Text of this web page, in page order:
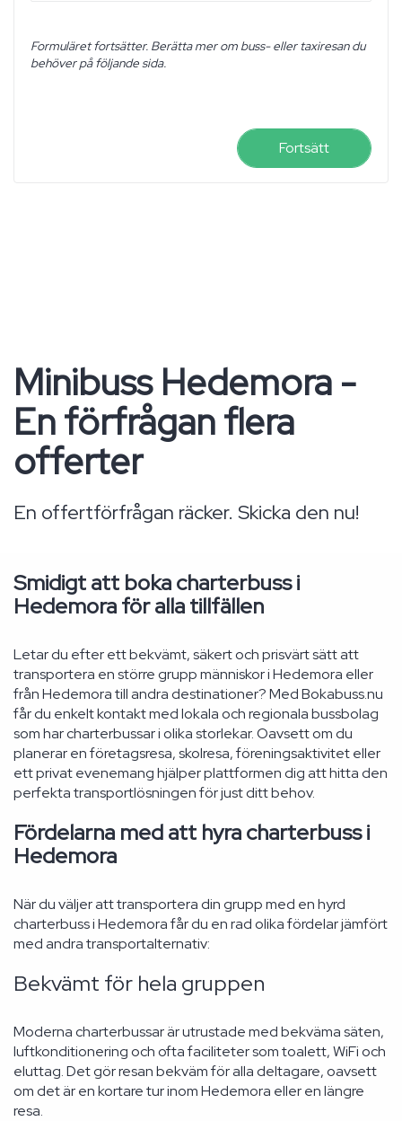
Formuläret fortsätter. Berätta mer om buss- eller taxiresan du
behöver på följande sida.
Fortsätt
Minibuss Hedemora -
En förfrågan flera
offerter
En offertförfrågan räcker. Skicka den nu!
Smidigt att boka charterbuss i
Hedemora för alla tillfällen
Letar du efter ett bekvämt, säkert och prisvärt sätt att
transportera en större grupp människor i Hedemora eller
från Hedemora till andra destinationer? Med Bokabuss.nu
får du enkelt kontakt med lokala och regionala bussbolag
som har charterbussar i olika storlekar. Oavsett om du
planerar en företagsresa, skolresa, föreningsaktivitet eller
ett privat evenemang hjälper plattformen dig att hitta den
perfekta transportlösningen för just ditt behov.
Fördelarna med att hyra charterbuss i
Hedemora
När du väljer att transportera din grupp med en hyrd
charterbuss i Hedemora får du en rad olika fördelar jämfört
med andra transportalternativ:
Bekvämt för hela gruppen
Moderna charterbussar är utrustade med bekväma säten,
luftkonditionering och ofta faciliteter som toalett, WiFi och
eluttag. Det gör resan bekväm för alla deltagare, oavsett
om det är en kortare tur inom Hedemora eller en längre
resa.